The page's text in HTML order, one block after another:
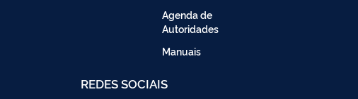
Agenda de
Autoridades
Manuais
REDES SOCIAIS